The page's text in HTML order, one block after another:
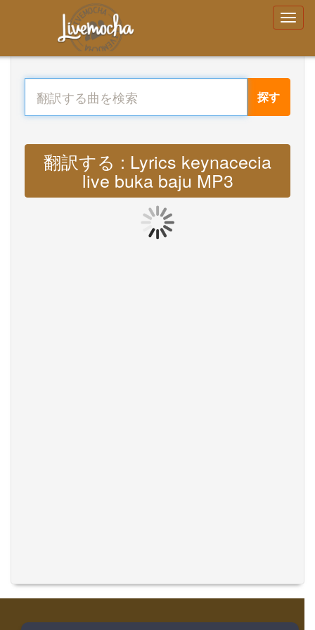
探す
翻訳する : Lyrics keynacecia
live buka baju MP3